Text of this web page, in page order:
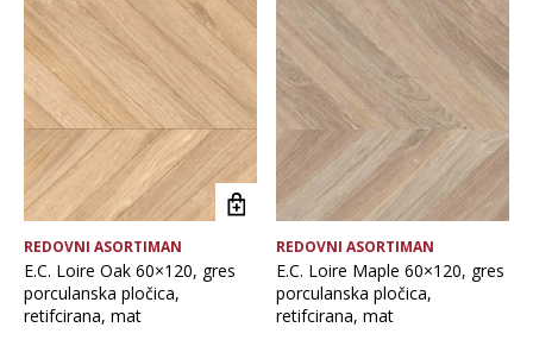
Brand
Debljina
Format pločice
Glavna boja
Namjena pločice
REDOVNI ASORTIMAN
E.C. Loire Oak 60×120, gres
porculanska pločica,
retifcirana, mat
REDOVNI ASORTIMAN
E.C. Loire Maple 60×120, gres
porculanska pločica,
retifcirana, mat